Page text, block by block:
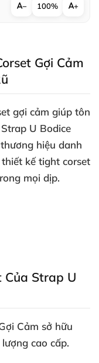
− 100% +
Gợi Cảm
gợi cảm giúp tôn
Strap U Bodice
hiệu danh
kếtight corset
mọi dịp.
Của Strap U
Cảm sở hữu
cao cấp.